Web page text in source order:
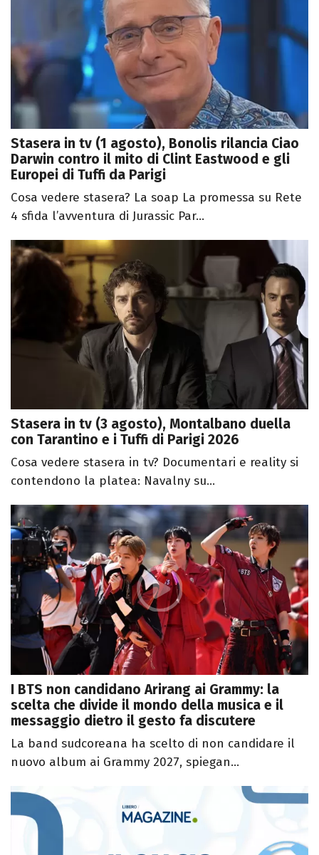
Stasera in tv (1 agosto), Bonolis rilancia Ciao
Darwin contro il mito di Clint Eastwood e gli
Europei di Tuffi da Parigi
Cosa vedere stasera? La soap La promessa su Rete
4 sfida l’avventura di Jurassic Par...
Stasera in tv (3 agosto), Montalbano duella
con Tarantino e i Tuffi di Parigi 2026
Cosa vedere stasera in tv? Documentari e reality si
contendono la platea: Navalny su...
I BTS non candidano Arirang ai Grammy: la
scelta che divide il mondo della musica e il
messaggio dietro il gesto fa discutere
La band sudcoreana ha scelto di non candidare il
nuovo album ai Grammy 2027, spiegan...